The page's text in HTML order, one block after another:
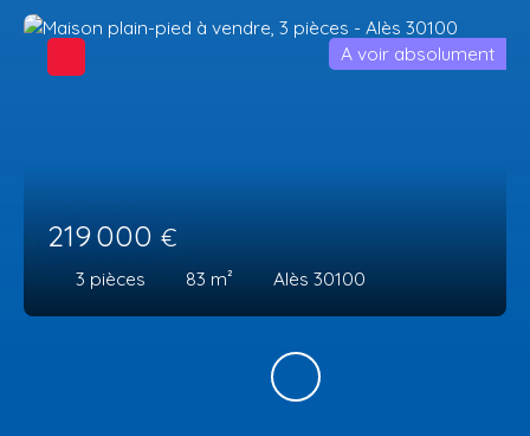
219 000 €
3 pièces 83 m² Alès 30100
A voir absolument